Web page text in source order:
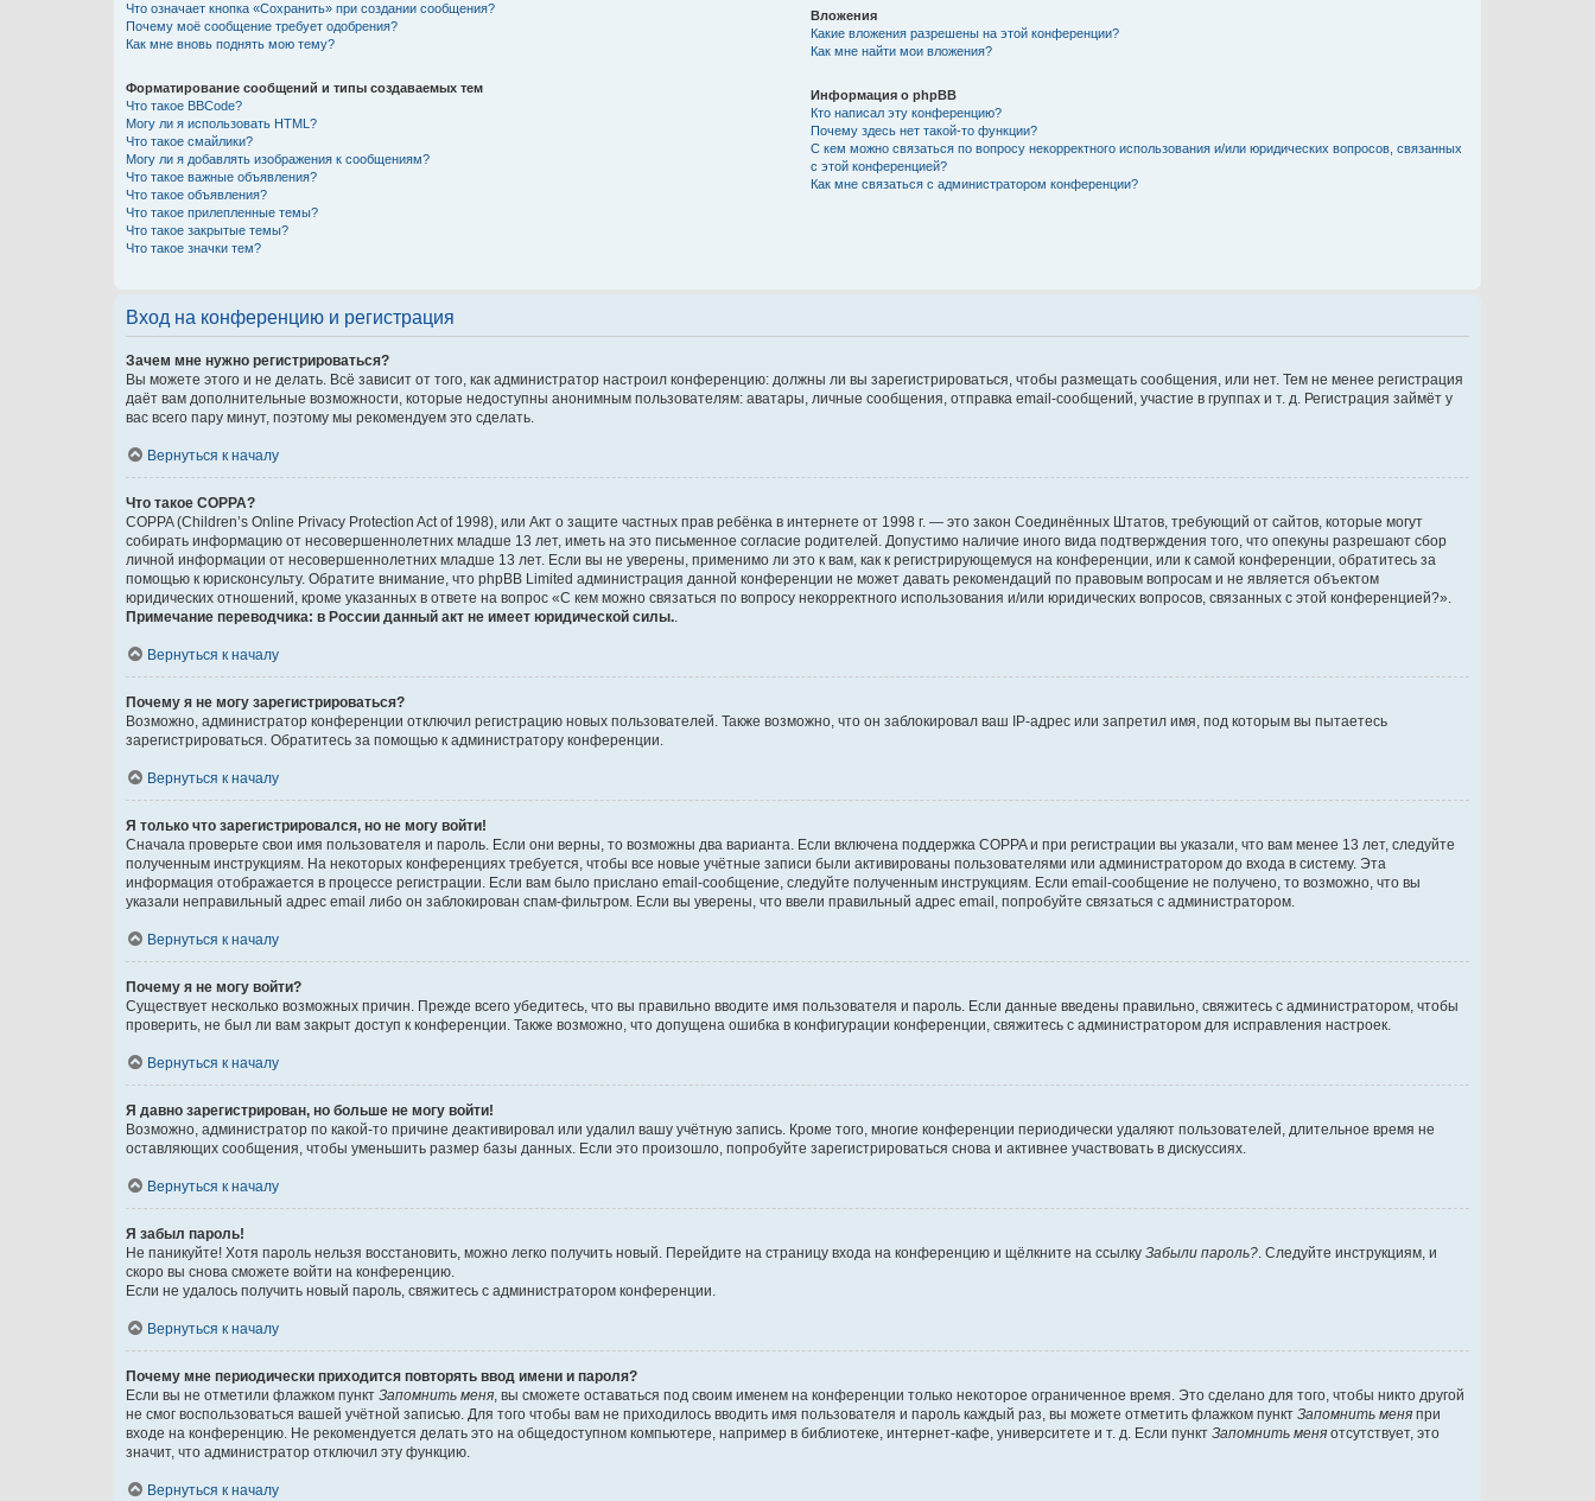
Что означает кнопка «Сохранить» при создании сообщения?
Почему моё сообщение требует одобрения?
Как мне вновь поднять мою тему?
Форматирование сообщений и типы создаваемых тем
Что такое BBCode?
Могу ли я использовать HTML?
Что такое смайлики?
Могу ли я добавлять изображения к сообщениям?
Что такое важные объявления?
Что такое объявления?
Что такое прилепленные темы?
Что такое закрытые темы?
Что такое значки тем?
Вложения
Какие вложения разрешены на этой конференции?
Как мне найти мои вложения?
Информация о phpBB
Кто написал эту конференцию?
Почему здесь нет такой-то функции?
С кем можно связаться по вопросу некорректного использования и/или юридических вопросов, связанных
с этой конференцией?
Как мне связаться с администратором конференции?
Вход на конференцию и регистрация
Зачем мне нужно регистрироваться?
Вы можете этого и не делать. Всё зависит от того, как администратор настроил конференцию: должны ли вы зарегистрироваться, чтобы размещать сообщения, или нет. Тем не менее регистрация
даёт вам дополнительные возможности, которые недоступны анонимным пользователям: аватары, личные сообщения, отправка email-сообщений, участие в группах и т. д. Регистрация займёт у
вас всего пару минут, поэтому мы рекомендуем это сделать.
Вернуться к началу
Что такое COPPA?
COPPA (Children’s Online Privacy Protection Act of 1998), или Акт о защите частных прав ребёнка в интернете от 1998 г. — это закон Соединённых Штатов, требующий от сайтов, которые могут
собирать информацию от несовершеннолетних младше 13 лет, иметь на это письменное согласие родителей. Допустимо наличие иного вида подтверждения того, что опекуны разрешают сбор
личной информации от несовершеннолетних младше 13 лет. Если вы не уверены, применимо ли это к вам, как к регистрирующемуся на конференции, или к самой конференции, обратитесь за
помощью к юрисконсульту. Обратите внимание, что phpBB Limited администрация данной конференции не может давать рекомендаций по правовым вопросам и не является объектом
юридических отношений, кроме указанных в ответе на вопрос «С кем можно связаться по вопросу некорректного использования и/или юридических вопросов, связанных с этой конференцией?».
Примечание переводчика: в России данный акт не имеет юридической силы..
Вернуться к началу
Почему я не могу зарегистрироваться?
Возможно, администратор конференции отключил регистрацию новых пользователей. Также возможно, что он заблокировал ваш IP-адрес или запретил имя, под которым вы пытаетесь
зарегистрироваться. Обратитесь за помощью к администратору конференции.
Вернуться к началу
Я только что зарегистрировался, но не могу войти!
Сначала проверьте свои имя пользователя и пароль. Если они верны, то возможны два варианта. Если включена поддержка COPPA и при регистрации вы указали, что вам менее 13 лет, следуйте
полученным инструкциям. На некоторых конференциях требуется, чтобы все новые учётные записи были активированы пользователями или администратором до входа в систему. Эта
информация отображается в процессе регистрации. Если вам было прислано email-сообщение, следуйте полученным инструкциям. Если email-сообщение не получено, то возможно, что вы
указали неправильный адрес email либо он заблокирован спам-фильтром. Если вы уверены, что ввели правильный адрес email, попробуйте связаться с администратором.
Вернуться к началу
Почему я не могу войти?
Существует несколько возможных причин. Прежде всего убедитесь, что вы правильно вводите имя пользователя и пароль. Если данные введены правильно, свяжитесь с администратором, чтобы
проверить, не был ли вам закрыт доступ к конференции. Также возможно, что допущена ошибка в конфигурации конференции, свяжитесь с администратором для исправления настроек.
Вернуться к началу
Я давно зарегистрирован, но больше не могу войти!
Возможно, администратор по какой-то причине деактивировал или удалил вашу учётную запись. Кроме того, многие конференции периодически удаляют пользователей, длительное время не
оставляющих сообщения, чтобы уменьшить размер базы данных. Если это произошло, попробуйте зарегистрироваться снова и активнее участвовать в дискуссиях.
Вернуться к началу
Я забыл пароль!
Не паникуйте! Хотя пароль нельзя восстановить, можно легко получить новый. Перейдите на страницу входа на конференцию и щёлкните на ссылку Забыли пароль?. Следуйте инструкциям, и
скоро вы снова сможете войти на конференцию.
Если не удалось получить новый пароль, свяжитесь с администратором конференции.
Вернуться к началу
Почему мне периодически приходится повторять ввод имени и пароля?
Если вы не отметили флажком пункт Запомнить меня, вы сможете оставаться под своим именем на конференции только некоторое ограниченное время. Это сделано для того, чтобы никто другой
не смог воспользоваться вашей учётной записью. Для того чтобы вам не приходилось вводить имя пользователя и пароль каждый раз, вы можете отметить флажком пункт Запомнить меня при
входе на конференцию. Не рекомендуется делать это на общедоступном компьютере, например в библиотеке, интернет-кафе, университете и т. д. Если пункт Запомнить меня отсутствует, это
значит, что администратор отключил эту функцию.
Вернуться к началу